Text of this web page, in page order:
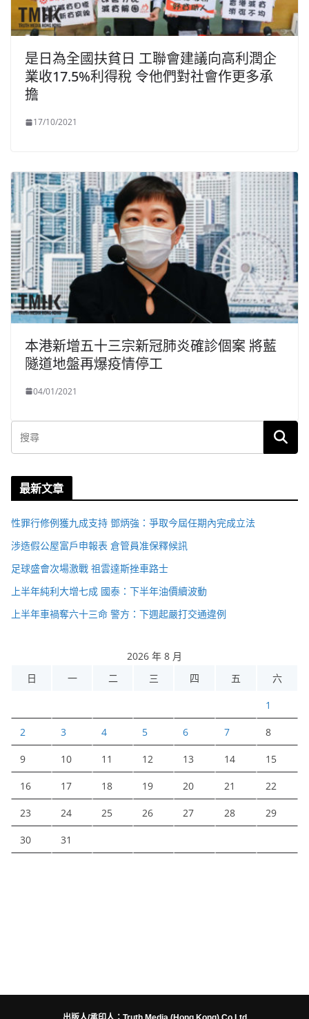
是日為全國扶貧日 工聯會建議向高利潤企
業收17.5%利得稅 令他們對社會作更多承
擔
17/10/2021
本港新增五十三宗新冠肺炎確診個案 將藍
隧道地盤再爆疫情停工
04/01/2021
最新文章
性罪行修例獲九成支持 鄧炳強：爭取今屆任期內完成立法
涉造假公屋富戶申報表 倉管員准保釋候訊
足球盛會次場激戰 祖雲達斯挫車路士
上半年純利大增七成 國泰：下半年油價續波動
上半年車禍奪六十三命 警方：下週起嚴打交通違例
2026 年 8 月
日
一 二 三 四 五 六
1
2 3 4 5 6 7 8
9 10 11 12 13 14 15
16 17 18 19 20 21 22
23 24 25 26 27 28 29
30 31